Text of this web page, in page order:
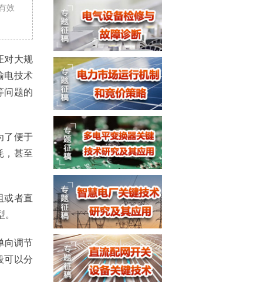
效
对大规
电技术
问题的
了便于
，甚至
或者直
向调节
可以分